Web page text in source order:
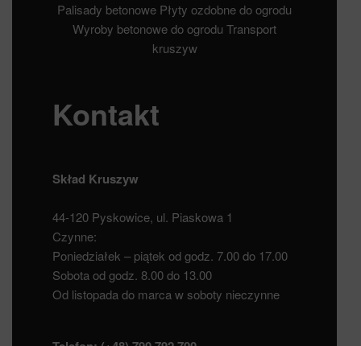
Palisady betonowe Płyty ozdobne do ogrodu
Wyroby betonowe do ogrodu Transport
kruszyw
Kontakt
Skład Kruszyw
44-120 Pyskowice, ul. Piaskowa 1
Czynne:
Poniedziałek – piątek od godz. 7.00 do 17.00
Sobota od godz. 8.00 do 13.00
Od listopada do marca w soboty nieczynne